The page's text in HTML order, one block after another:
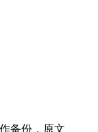
备份，原文